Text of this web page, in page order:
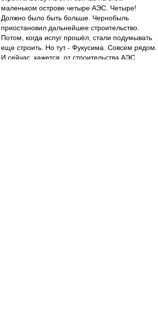
маленьком острове четыре АЭС. Четыре!
Должно было быть больше. Чернобыль
приостановил дальнейшее строительство.
Потом, когда испуг прошёл, стали подумывать
еще строить. Но тут - Фукусима. Совсем рядом.
И сейчас, кажется, от строительства АЭС